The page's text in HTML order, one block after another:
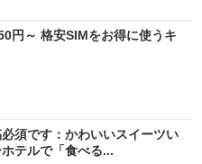
円～ 格安SIMをお得に使うキ
須です：かわいいスイーツい
テルで「食べる...